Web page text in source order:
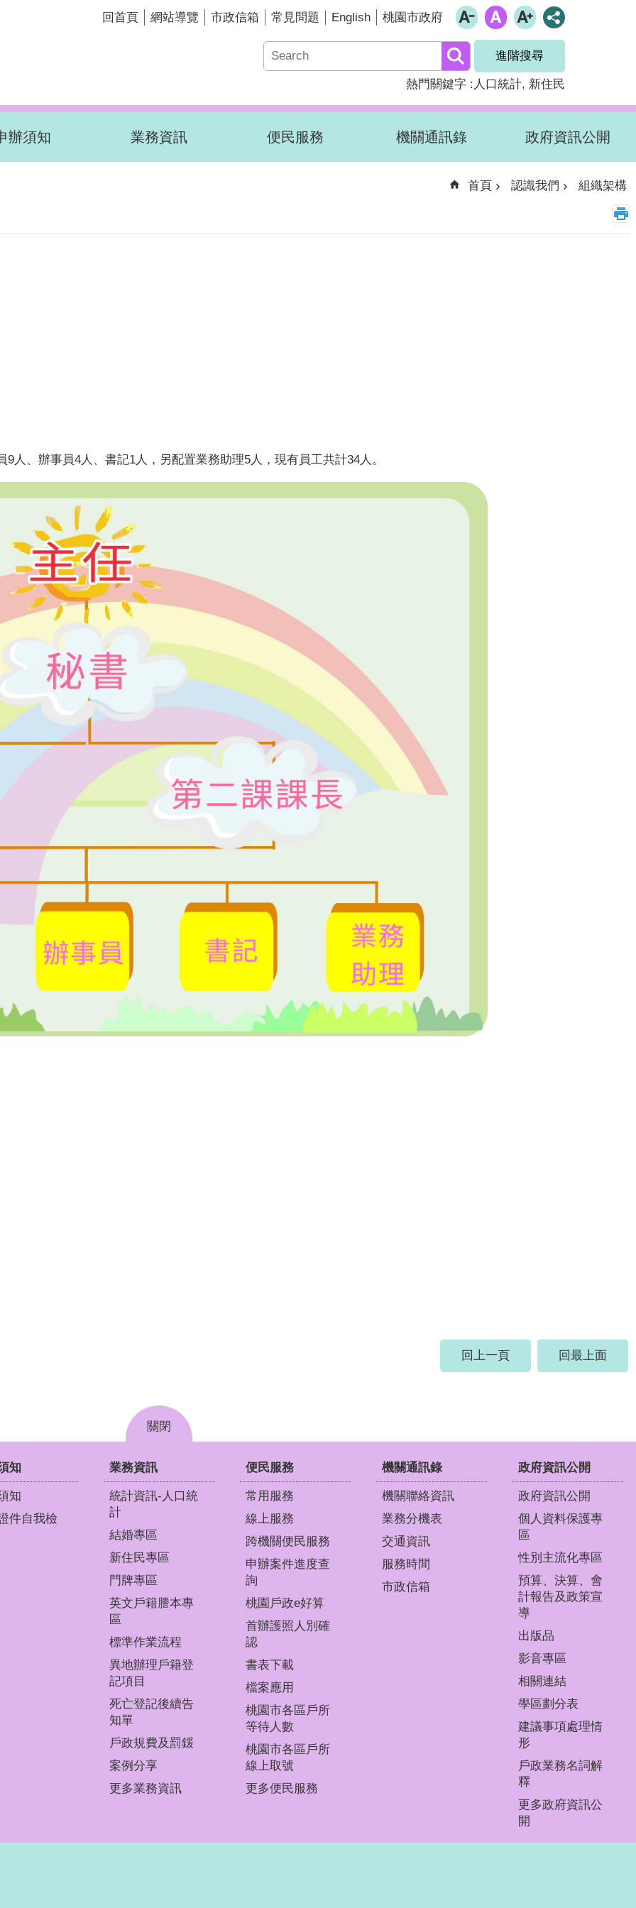
回首頁 網站導覽 市政信箱 常見問題 English 桃園市政府
進階搜尋
熱門關鍵字 人口統計 新住民
辦須知 業務資訊 便民服務 機關通訊錄 政府資訊公開
首頁 認識我們 組織架構
人、辦事員4人、書記1人，另配置業務助理5人，現有員工共計34人。
回上一頁 回最上面
關閉
知
知
件自我檢
業務資訊
統計資訊-人口統
計
結婚專區
新住民專區
門牌專區
英文戶籍謄本專
區
標準作業流程
異地辦理戶籍登
記項目
死亡登記後續告
知單
戶政規費及罰鍰
案例分享
更多業務資訊
便民服務
常用服務
線上服務
跨機關便民服務
申辦案件進度查
詢
桃園戶政e好算
首辦護照人別確
認
書表下載
檔案應用
桃園市各區戶所
等待人數
桃園市各區戶所
線上取號
更多便民服務
機關通訊錄
機關聯絡資訊
業務分機表
交通資訊
服務時間
市政信箱
政府資訊公開
政府資訊公開
個人資料保護專
區
性別主流化專區
預算、決算、會
計報告及政策宣
導
出版品
影音專區
相關連結
學區劃分表
建議事項處理情
形
戶政業務名詞解
釋
更多政府資訊公
開